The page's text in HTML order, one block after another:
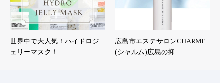
世界中で大人気！ハイドロジ
ェリーマスク！
広島市エステサロンCHARME
(シャルム)広島の抑…